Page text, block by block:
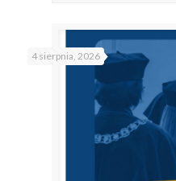
4 sierpnia, 2026